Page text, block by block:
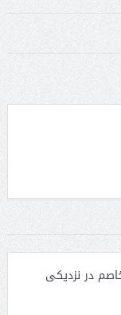
در نزدیکی